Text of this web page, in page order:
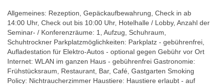
Allgemeines: Rezeption, Gepäckaufbewahrung, Check in ab
14:00 Uhr, Check out bis 10:00 Uhr, Hotelhalle / Lobby, Anzahl der
Seminar- / Konferenzräume: 1, Aufzug, Schuhraum,
Schuhtrockner Parkplatzmöglichkeiten: Parkplatz - gebührenfrei,
Aufladestation für Elektro-Autos - optional gegen Gebühr vor Ort
Internet: WLAN im ganzen Haus - gebührenfrei Gastronomie:
Frühstücksraum, Restaurant, Bar, Café, Gastgarten Smoking
Policy: Nichtraucherzimmer Haustiere: Haustiere erlaubt - auf